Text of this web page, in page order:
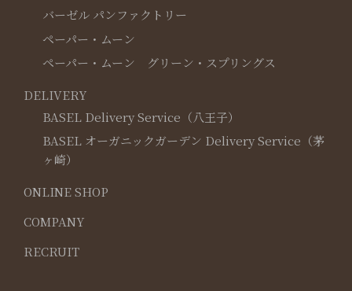
バーゼル パンファクトリー
ペーパー・ムーン
ペーパー・ムーン グリーン・スプリングス
DELIVERY
BASEL Delivery Service（八王子）
BASEL オーガニックガーデン Delivery Service（茅
ヶ崎）
ONLINE SHOP
COMPANY
RECRUIT